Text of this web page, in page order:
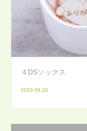
４DSソックス
2020.09.20